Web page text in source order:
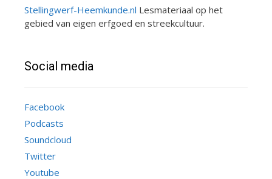
Stellingwerf-Heemkunde.nl Lesmateriaal op het
gebied van eigen erfgoed en streekcultuur.
Social media
Facebook
Podcasts
Soundcloud
Twitter
Youtube